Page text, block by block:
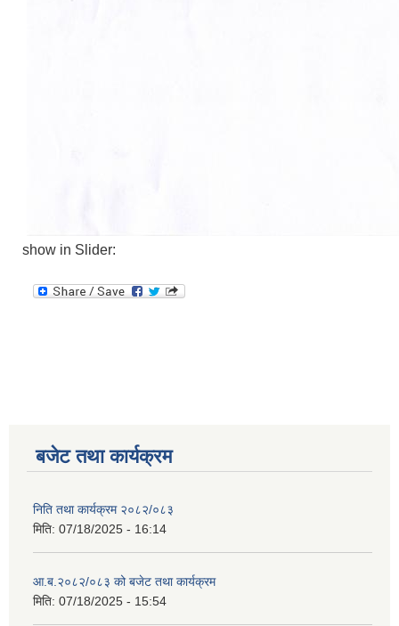
show in Slider:
बजेट तथा कार्यक्रम
निति तथा कार्यक्रम २०८२/०८३
मिति: 07/18/2025 - 16:14
आ.ब.२०८२/०८३ को बजेट तथा कार्यक्रम
मिति: 07/18/2025 - 15:54